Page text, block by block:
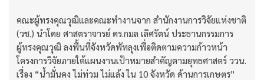
คณะผู้ทรงคุณวุฒิและคณะทำงานจาก สำนักงานการวิจัยแห่งชาติ
(วช.) นำโดย ศาสตราจารย์ ดร.กมล เลิศรัตน์ ประธานกรรมการ
ผู้ทรงคุณวุฒิ ลงพื้นที่จังหวัดพัทลุงเพื่อติดตามความก้าวหน้า
โครงการวิจัยภายใต้แผนงานเป้าหมายสำคัญตามยุทธศาสตร์ ววน.
เรื่อง “น้ำมั่นคง ไม่ท่วม ไม่แล้ง ใน 10 จังหวัด ด้านการเกษตร”